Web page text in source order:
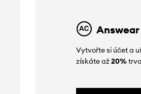
Vytvořte si účet a
získáte až20%